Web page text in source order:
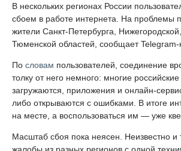
В нескольких регионах России
сбоем в работе интернета. На проблемы
жители Санкт-Петербурга,
Тюменской областей, сообщает Telegram-
По словам пользователей, соединение
толку от него немного: многие
загружаются, приложения и онлайн-
либо открываются с ошибками. В итоге
на месте, а воспользоваться им — уже
Масштаб сбоя пока неясен. Неизвестно и
жалобы из разных регионов с одной